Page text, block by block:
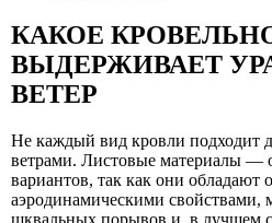
КАКОЕ
ВЫДЕРЖИВАЕТ
ВЕТЕР
Не каждый вид кровли подходит
ветрами. Листовые материалы —
вариантов, так как они обладают
аэродинамическими свойствами,